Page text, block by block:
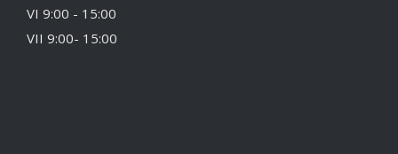
VI 9:00 - 15:00
VII 9:00- 15:00